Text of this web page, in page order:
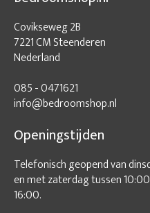
Covikseweg 2B
7221 CM Steenderen
Nederland
085 - 0471621
info@bedroomshop.nl
Openingstijden
Telefonisch geopend van
en met zaterdag tussen
16:00.